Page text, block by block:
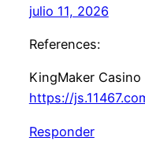
julio 11, 2026
References:
KingMaker
https://
Responder